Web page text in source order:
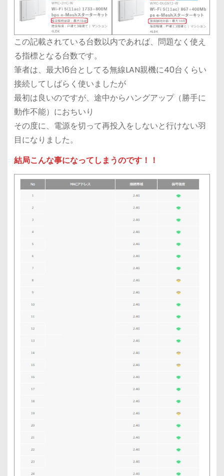
この記載されている台数以内であれば、問題なく使え
る指標となる台数です。
筆者は、最大16台としてる無線LAN親機に40台くらい
接続してしばらく使いましたが
最初は良いのですが、途中からハングアップ（勝手に
動作不能）におちいり
その度に、電源を切って再投入をしないと行けない羽
目になりました。
結局こんな事になってしまうのです！！